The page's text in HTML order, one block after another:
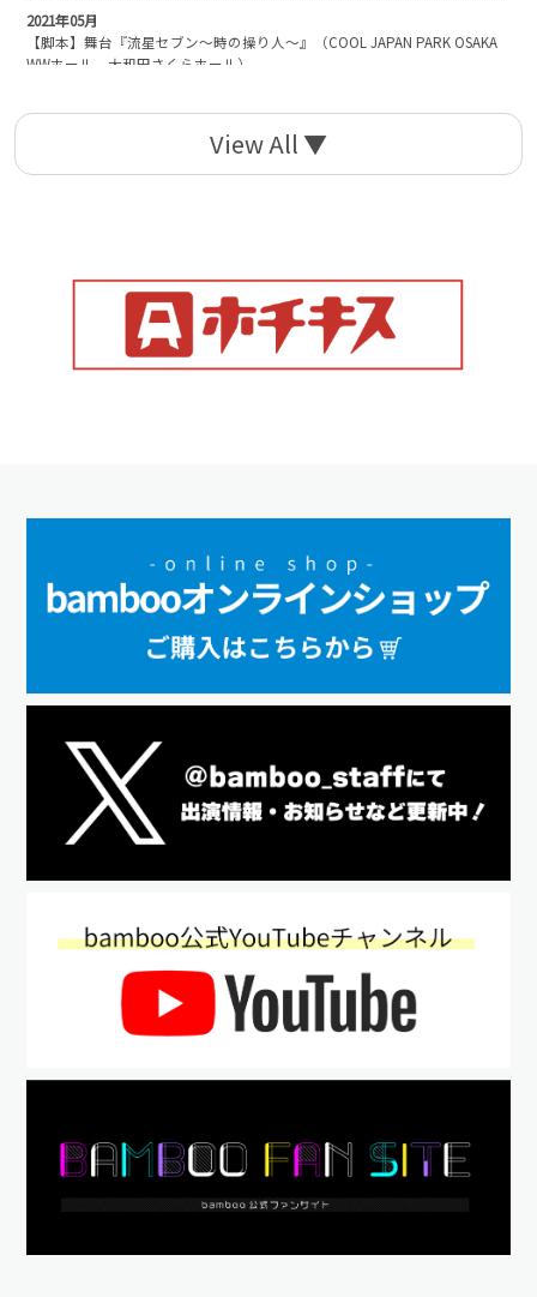
2021年05月
【脚本】舞台『流星セブン〜時の操り人〜』（COOL JAPAN PARK OSAKA
WWホール、大和田さくらホール）
【脚本】舞台「マジムリ学園 蕾-RAI-」（天王洲 銀河劇場）
【総合演出】LEGENDSTAGE feat. HOTCHKISS「Nightmare Hospital～七つ
ール／スペース・ゼロ）
【演出】アナ伝vol1「ウェールズの赤竜〜アーサー王伝説〜」（シアター
サンモール）
2020年01月
プリンスホテル クラブeX、大阪IMPホール）
2020年01月
【演出】「ダレンジャーズ2 ～エンド・オブ・ウォー～」（六行会ホール）
2019年07月
【脚本・演出】舞台「博多豚骨ラーメンズ」（シアターサンモール）
2019年04月
【脚本・演出】30-DELUX ACTION PLAY MUSICAL THEATER featuring 宇宙
【脚本】ADKアーツ「バグバスターズ ―Stage Yellow―」（俳優座劇場）
【脚本・演出】舞台「レイルウェイ」（こくみん共済 coopホール／スペー
Other
2021年02月
【脚本・演出】「ハンサムセンキョ配信イベント」（ライブ配信）